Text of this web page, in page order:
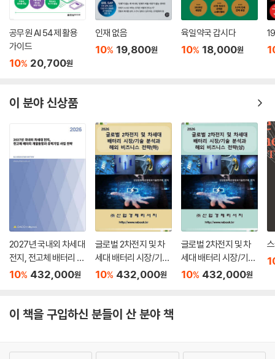
공무원 AI 54제 활용
가이드
10% 20,700원
인재 없음
10% 19,800원
육일약국 갑시다
10% 18,000원
이 분야 신상품
2027년 국내외 차세대
전지, 전고체 배터리 개
발동향과 유력기업 사
10% 432,000원
글로벌 2차전지 및 차
세대 배터리 시장/기술
분석과 해외 비즈니스
10% 432,000원
글로벌 2차전지 및 차
세대 배터리 시장/기술
분석과 해외 비즈니스
10% 432,000원
이 책을 구입하신 분들이 산 분야 책